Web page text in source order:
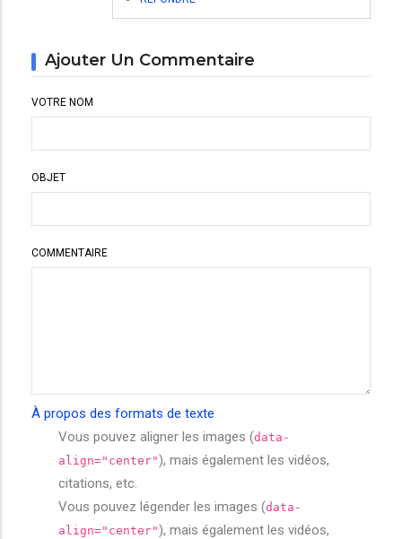
Ajouter Un Commentaire
VOTRE NOM
OBJET
COMMENTAIRE
À propos des formats de texte
Vous pouvez aligner les images (data-
align="center"), mais également les vidéos,
citations, etc.
Vous pouvez légender les images (data-
align="center"), mais également les vidéos,